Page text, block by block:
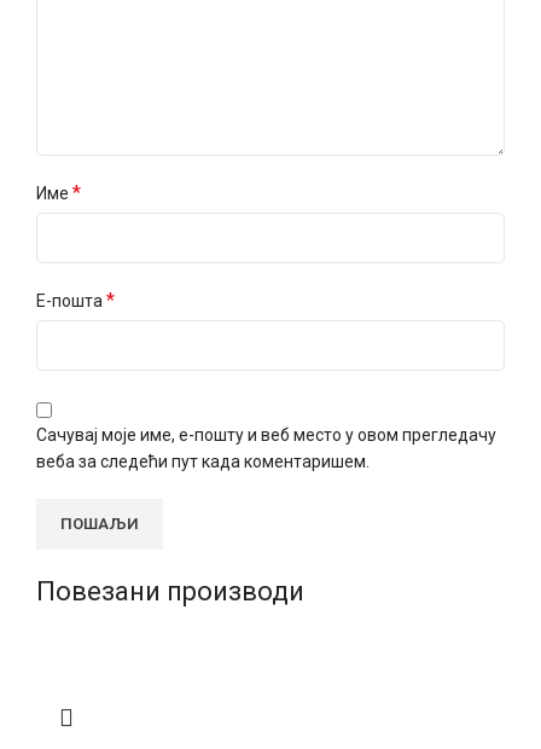
Име *
Е-пошта*
Сачувај моје име, е-пошту и веб место у овом прегледачу
веба за следећи пут када коментаришем.
Повезани производи